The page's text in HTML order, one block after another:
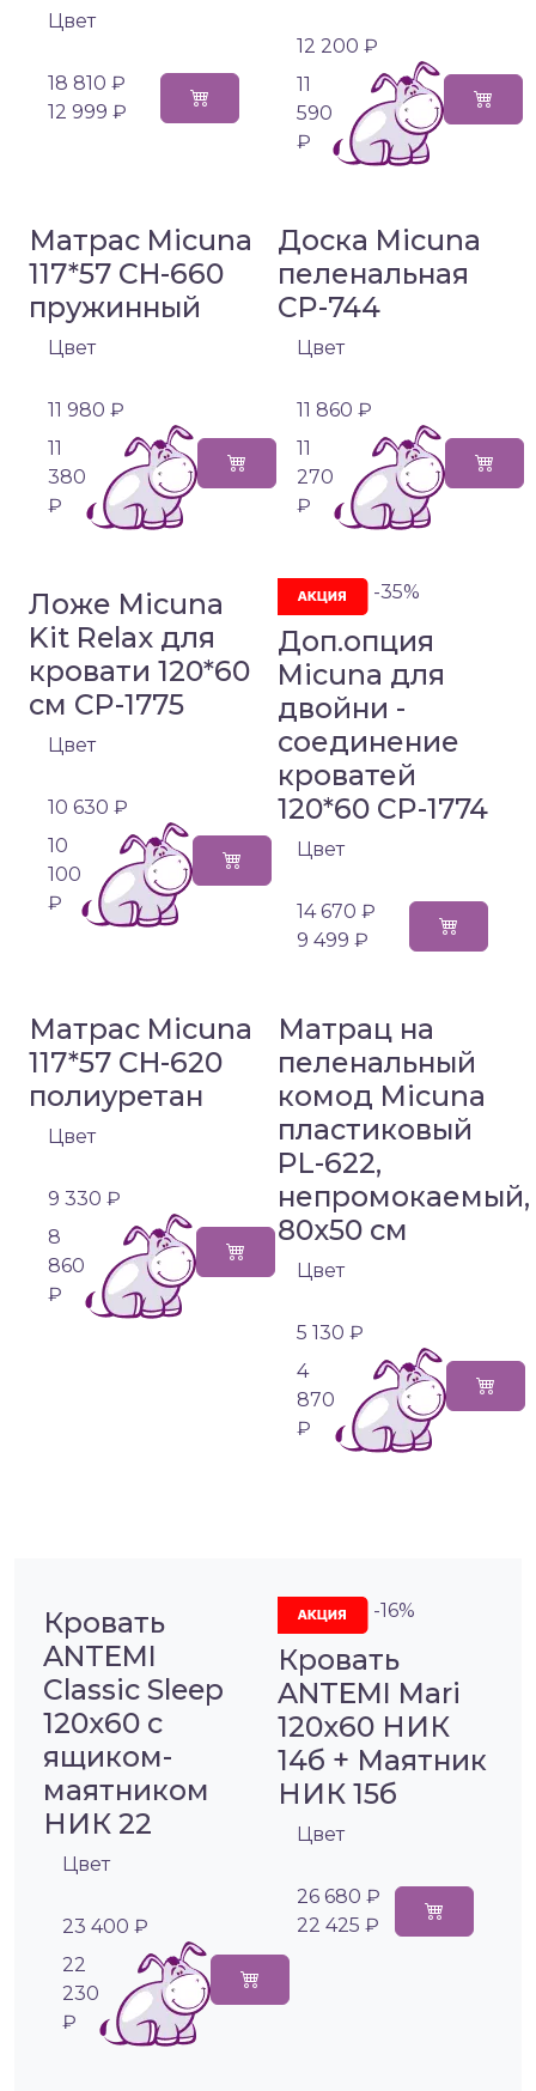
Цвет
18 810 ₽
12 999 ₽
12 200 ₽
11
590
₽
Матрас Micuna
117*57 CH-660
пружинный
Цвет
11 980 ₽
11
380
₽
Доска Micuna
пеленальная
CP-744
Цвет
11 860 ₽
11
270
₽
Ложе Micuna
Kit Relax для
кровати 120*60
см CP-1775
Цвет
10 630 ₽
10
100
₽
-35%
Доп.опция
Micuna для
двойни -
соединение
кроватей
120*60 CP-1774
Цвет
14 670 ₽
9 499 ₽
Матрас Micuna
117*57 CH-620
полиуретан
Цвет
9 330 ₽
8
860
₽
Матрац на
пеленальный
комод Micuna
пластиковый
PL-622,
непромокаемый,
80х50 см
Цвет
5 130 ₽
4
870
₽
Кровать
ANTEMI
Classic Sleep
120х60 с
ящиком-
маятником
НИК 22
Цвет
23 400 ₽
22
230
₽
-16%
Кровать
ANTEMI Mari
120х60 НИК
14б + Маятник
НИК 15б
Цвет
26 680 ₽
22 425 ₽